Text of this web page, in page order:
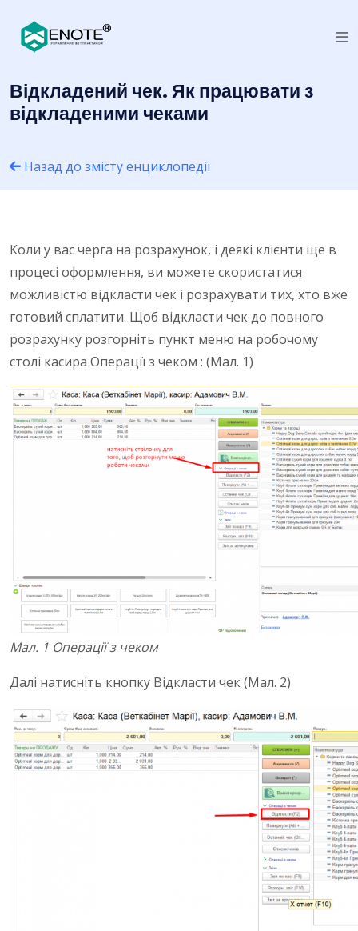
Відкладений чек. Як працювати з
відкладеними чеками
Назад до змісту енциклопедії
Коли у вас черга на розрахунок, і деякі клієнти ще в
процесі оформлення, ви можете скористатися
можливістю відкласти чек і розрахувати тих, хто вже
готовий сплатити. Щоб відкласти чек до повного
розрахунку розгорніть пункт меню на робочому
столі касира Операції з чеком : (Мал. 1)
Мал. 1 Операції з чеком
Далі натисніть кнопку Відкласти чек (Мал. 2)